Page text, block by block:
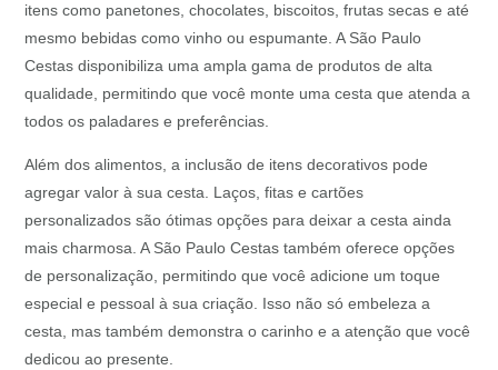
itens como panetones, chocolates, biscoitos, frutas secas e até
mesmo bebidas como vinho ou espumante. A São Paulo
Cestas disponibiliza uma ampla gama de produtos de alta
qualidade, permitindo que você monte uma cesta que atenda a
todos os paladares e preferências.
Além dos alimentos, a inclusão de itens decorativos pode
agregar valor à sua cesta. Laços, fitas e cartões
personalizados são ótimas opções para deixar a cesta ainda
mais charmosa. A São Paulo Cestas também oferece opções
de personalização, permitindo que você adicione um toque
especial e pessoal à sua criação. Isso não só embeleza a
cesta, mas também demonstra o carinho e a atenção que você
dedicou ao presente.